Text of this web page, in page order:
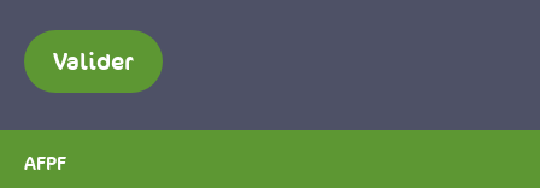
Valider
AFPF